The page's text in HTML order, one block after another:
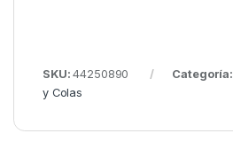
SKU:44250890 Categoría:
y Colas